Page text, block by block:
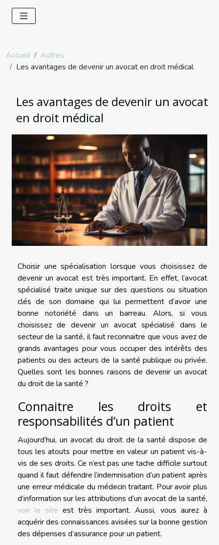
Accueil
Autres
Les avantages de devenir un avocat en droit médical
Les avantages de devenir un avocat
en droit médical
Choisir une spécialisation lorsque vous choisissez de
devenir un avocat est très important. En effet, l’avocat
spécialisé traite unique sur des questions ou situation
clés de son domaine qui lui permettent d’avoir une
bonne notoriété dans un barreau. Alors, si vous
choisissez de devenir un avocat spécialisé dans le
secteur de la santé, il faut reconnaitre que vous avez de
grands avantages pour vous occuper des intérêts des
patients ou des acteurs de la santé publique ou privée.
Quelles sont les bonnes raisons de devenir un avocat
du droit de la santé ?
Connaitre les droits et
responsabilités d’un patient
Aujourd’hui, un avocat du droit de la santé dispose de
tous les atouts pour mettre en valeur un patient vis-à-
vis de ses droits. Ce n’est pas une tache difficile surtout
quand il faut défendre l’indemnisation d’un patient après
une erreur médicale du médecin traitant. Pour avoir plus
d’information sur les attributions d’un avocat de la santé,
voir le site est très important. Aussi, vous aurez à
acquérir des connaissances avisées sur la bonne gestion
des dépenses d’assurance pour un patient.